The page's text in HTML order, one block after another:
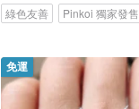
綠色友善 Pinkoi 獨家發售
免運